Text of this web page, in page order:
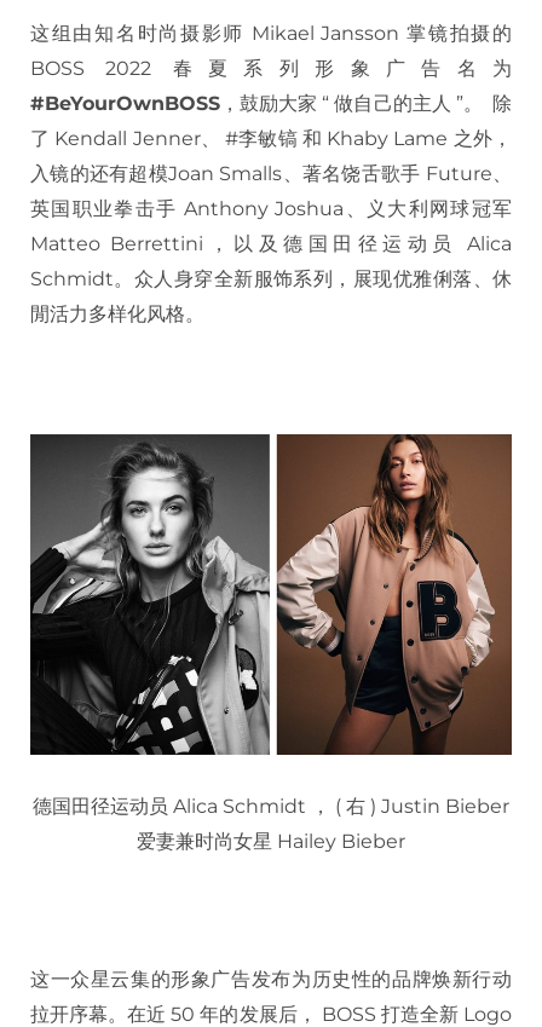
这组由知名时尚摄影师 Mikael Jansson 掌镜拍摄的
BOSS 2022 春夏系列形象广告名为
#BeYourOwnBOSS ，鼓励大家 “ 做自己的主人 ”。 除
了 Kendall Jenner、 #李敏镐 和 Khaby Lame 之外，
入镜的还有超模Joan Smalls、著名饶舌歌手 Future、
英国职业拳击手 Anthony Joshua、义大利网球冠军
Matteo Berrettini，以及德国田径运动员 Alica
Schmidt。众人身穿全新服饰系列，展现优雅俐落、休
閒活力多样化风格。
德国田径运动员 Alica Schmidt ， ( 右 ) Justin Bieber
爱妻兼时尚女星 Hailey Bieber
这一众星云集的形象广告发布为历史性的品牌焕新行动
拉开序幕。在近 50 年的发展后， BOSS 打造全新 Logo